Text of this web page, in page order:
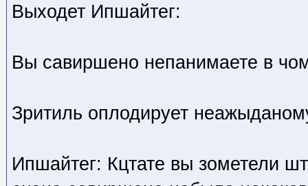
Выходет Ипшайтег:
Вы савиршено непанимаете в
Зритиль оплодирует
Ипшайтег: Кцтате вы зометели